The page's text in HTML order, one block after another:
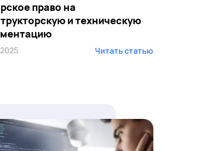
право на
и техническую
Читать статью